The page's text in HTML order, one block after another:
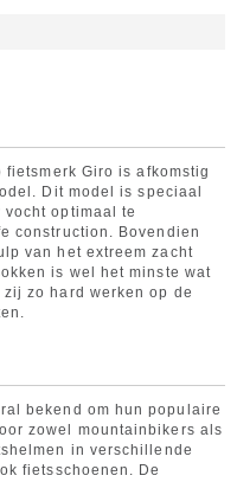
Giro is afkomstig
Dit model is speciaal
optimaal te
construction. Bovendien
van het extreem zacht
is wel het minste wat
zo hard werken op de
bekend om hun populaire
zowel mountainbikers als
in verschillende
fietsschoenen. De